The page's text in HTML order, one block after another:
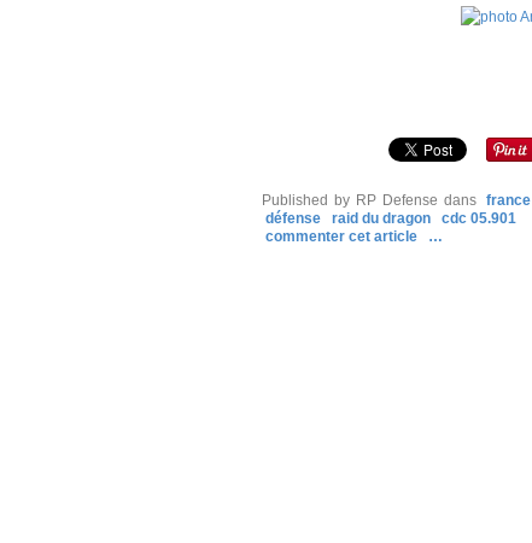
Published by RP Defense dans france
défense
raid du dragon
cdc 05.901
commenter cet article
…